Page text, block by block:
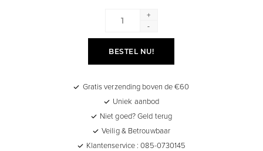
+
-
BESTEL NU!
Gratis verzending boven de €60
Uniek aanbod
Niet goed? Geld terug
Veilig & Betrouwbaar
Klantenservice : 085-0730145